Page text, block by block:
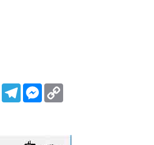
WhatsAppTelegramMessenger